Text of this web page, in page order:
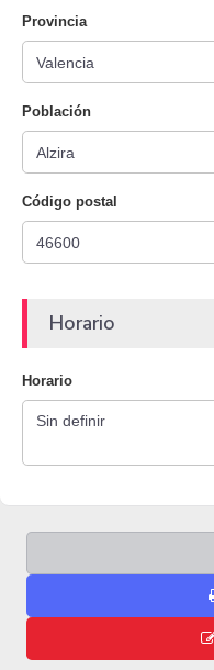
Provincia
Población
Código postal
Horario
Horario